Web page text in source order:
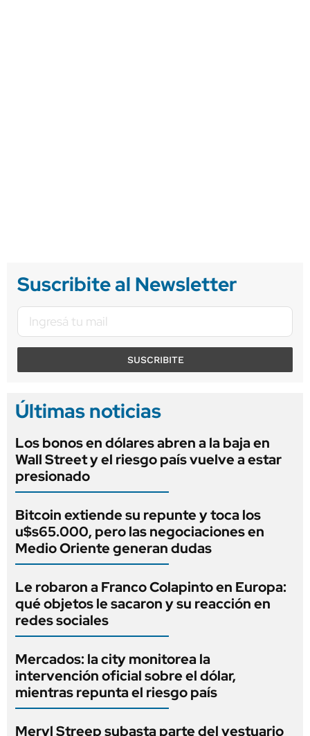
Suscribite al Newsletter
SUSCRIBITE
Últimas noticias
Los bonos en dólares abren a la baja en
Wall Street y el riesgo país vuelve a estar
presionado
Bitcoin extiende su repunte y toca los
u$s65.000, pero las negociaciones en
Medio Oriente generan dudas
Le robaron a Franco Colapinto en Europa:
qué objetos le sacaron y su reacción en
redes sociales
Mercados: la city monitorea la
intervención oficial sobre el dólar,
mientras repunta el riesgo país
Meryl Streep subasta parte del vestuario